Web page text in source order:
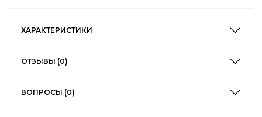
ХАРАКТЕРИСТИКИ
ОТЗЫВЫ (0)
ВОПРОСЫ (0)